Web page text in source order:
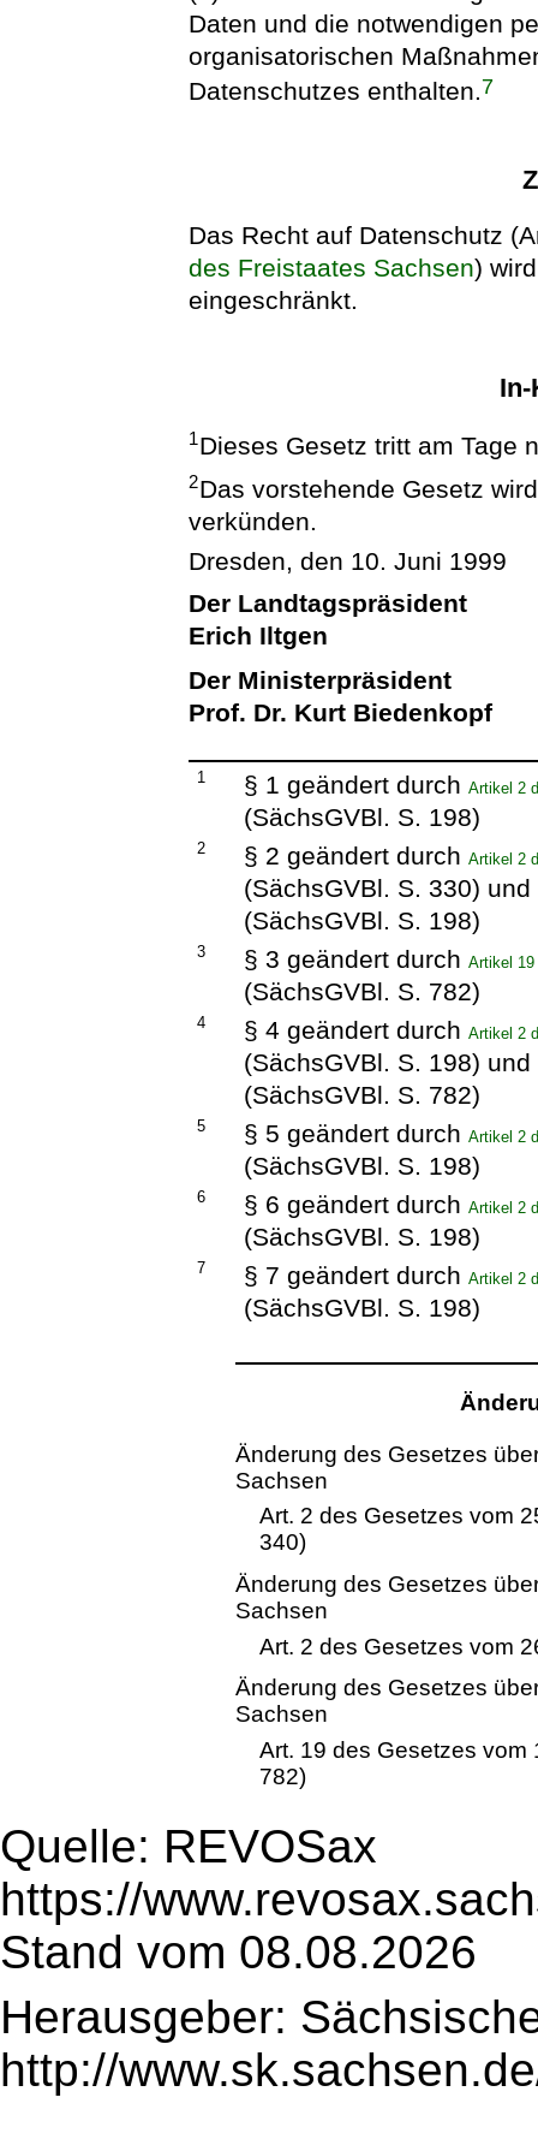
Daten und die notwendigen
organisatorischen
Datenschutzes enthalten.7
Das Recht auf Datenschutz
des Freistaates Sachsen)
eingeschränkt.
1Dieses Gesetz tritt am Tage
2Das vorstehende Gesetz
verkünden.
Dresden, den 10. Juni 1999
Der Landtagspräsident
Erich Iltgen
Der Ministerpräsident
Prof. Dr. Kurt Biedenkopf
1 § 1 geändert durch Artikel 2
(SächsGVBl. S. 198)
2 § 2 geändert durch Artikel 2
(SächsGVBl. S. 330)
(SächsGVBl. S. 198)
3 § 3 geändert durch Artikel
(SächsGVBl. S. 782)
4 § 4 geändert durch Artikel 2
(SächsGVBl. S. 198)
(SächsGVBl. S. 782)
5 § 5 geändert durch Artikel 2
(SächsGVBl. S. 198)
6 § 6 geändert durch Artikel 2
(SächsGVBl. S. 198)
7 § 7 geändert durch Artikel 2
(SächsGVBl. S. 198)
Änderung des Gesetzes
Sachsen
Art. 2 des Gesetzes vom
340)
Änderung des Gesetzes
Sachsen
Art. 2 des Gesetzes vom
Änderung des Gesetzes
Sachsen
Art. 19 des Gesetzes vom
782)
Quelle: REVOSax
https://
Stand vom 08.08.2026
Herausgeber:
http://